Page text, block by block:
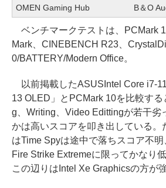
OMEN Gaming Hub B＆O
ベンチマークテストは、PCMark
Mark、CINEBENCH R23、
0/BATTERY/Modern Office。
以前掲載したASUSIntel Core i7-
13 OLED」とPCMark 10を比較す
g、Writing、Video Edittingが若干劣
かは高いスコアを叩き出している。
はTime Spyは途中で落ちスコア不明
Fire Strike Extremeに限ってかなり
この辺りはIntel Xe Graphicsの方が